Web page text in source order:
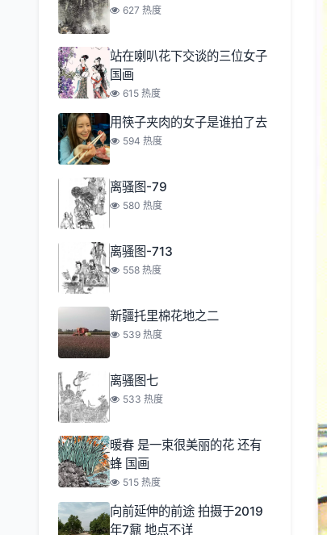
627 热度
站在喇叭花下交谈的三位女子
国画
615 热度
用筷子夹肉的女子是谁拍了去
594 热度
离骚图-79
580 热度
离骚图-713
558 热度
新疆托里棉花地之二
539 热度
离骚图七
533 热度
暖春 是一束很美丽的花 还有
蜂 国画
515 热度
向前延伸的前途 拍摄于2019
年7鼐 地点不详